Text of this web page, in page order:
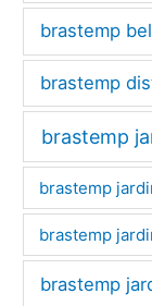
brastemp
brastemp
brastemp
brastemp
brastemp
brastemp